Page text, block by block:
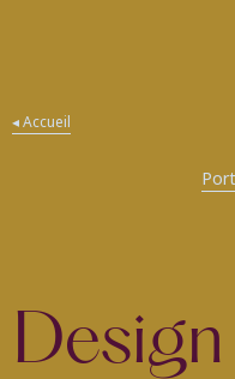
◂ Accueil
Design